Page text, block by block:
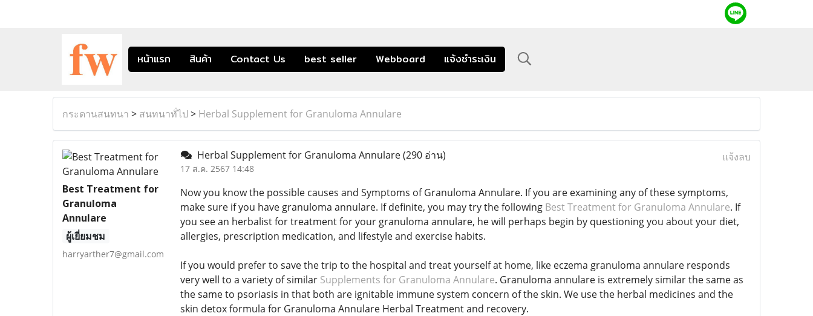
หน้าแรก สินค้า Contact Us best seller Webboard แจ้งชำระเงิน
กระดานสนทนา > สนทนาทั่ไป > Herbal Supplement for Granuloma Annulare
Best Treatment for
Granuloma
Annulare
ผู้เยี่ยมชม
harryarther7@gmail.com
Herbal Supplement for Granuloma Annulare(290 อ่าน)
17 ส.ค. 2567 14:48
แจ้งลบ
Now you know the possible causes and Symptoms of Granuloma Annulare. If you are examining any of these symptoms,
make sure if you have granuloma annulare. If definite, you may try the following Best Treatment for Granuloma Annulare. If
you see an herbalist for treatment for your granuloma annulare, he will perhaps begin by questioning you about your diet,
allergies, prescription medication, and lifestyle and exercise habits.
If you would prefer to save the trip to the hospital and treat yourself at home, like eczema granuloma annulare responds
very well to a variety of similar Supplements for Granuloma Annulare. Granuloma annulare is extremely similar the same as
the same to psoriasis in that both are ignitable immune system concern of the skin. We use the herbal medicines and the
skin detox formula for Granuloma Annulare Herbal Treatment and recovery.